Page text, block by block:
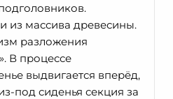
из массива древесины.
разложения
В процессе
выдвигается вперёд,
под сиденья секция за